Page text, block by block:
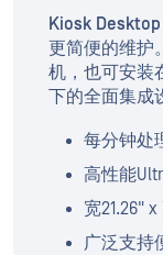
Kiosk
更简便的维护
机，也可安装
下的全面集成
每分钟处
高性能
宽21.26"
广泛支持